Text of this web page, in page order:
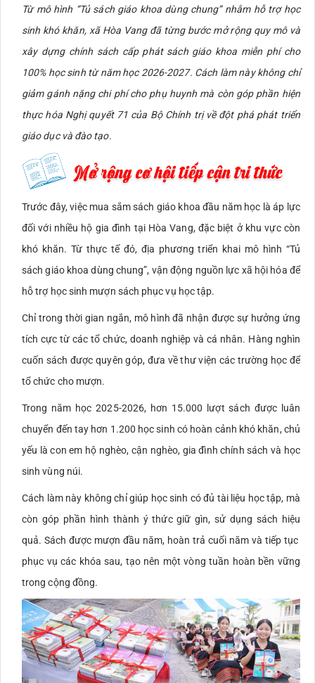
Từ mô hình “Tủ sách giáo khoa dùng chung” nhằm hỗ trợ học
sinh khó khăn, xã Hòa Vang đã từng bước mở rộng quy mô và
xây dựng chính sách cấp phát sách giáo khoa miễn phí cho
100% học sinh từ năm học 2026-2027. Cách làm này không chỉ
giảm gánh nặng chi phí cho phụ huynh mà còn góp phần hiện
thực hóa Nghị quyết 71 của Bộ Chính trị về đột phá phát triển
giáo dục và đào tạo.
Trước đây, việc mua sắm sách giáo khoa đầu năm học là áp lực
đối với nhiều hộ gia đình tại Hòa Vang, đặc biệt ở khu vực còn
khó khăn. Từ thực tế đó, địa phương triển khai mô hình “Tủ
sách giáo khoa dùng chung”, vận động nguồn lực xã hội hóa để
hỗ trợ học sinh mượn sách phục vụ học tập.
Chỉ trong thời gian ngắn, mô hình đã nhận được sự hưởng ứng
tích cực từ các tổ chức, doanh nghiệp và cá nhân. Hàng nghìn
cuốn sách được quyên góp, đưa về thư viện các trường học để
tổ chức cho mượn.
Trong năm học 2025-2026, hơn 15.000 lượt sách được luân
chuyển đến tay hơn 1.200 học sinh có hoàn cảnh khó khăn, chủ
yếu là con em hộ nghèo, cận nghèo, gia đình chính sách và học
sinh vùng núi.
Cách làm này không chỉ giúp học sinh có đủ tài liệu học tập, mà
còn góp phần hình thành ý thức giữ gìn, sử dụng sách hiệu
quả. Sách được mượn đầu năm, hoàn trả cuối năm và tiếp tục
phục vụ các khóa sau, tạo nên một vòng tuần hoàn bền vững
trong cộng đồng.